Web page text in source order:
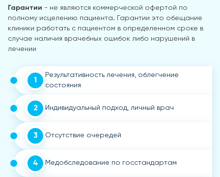
Гарантии - не являются коммерческой офертой по
полному исцелению пациента. Гарантии это обещание
клиники работать с пациентом в определенном сроке в
случае наличия врачебных ошибок либо нарушений в
лечении
1
Результативность лечения, облегчение
состояния
2 Индивидуальный подход, личный врач
3 Отсутствие очередей
4 Медобследование по госстандартам